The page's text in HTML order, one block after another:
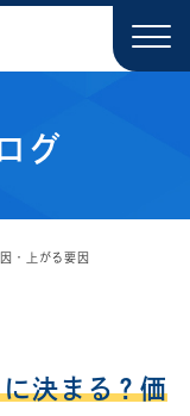
グ
・上がる要因
決まる？価